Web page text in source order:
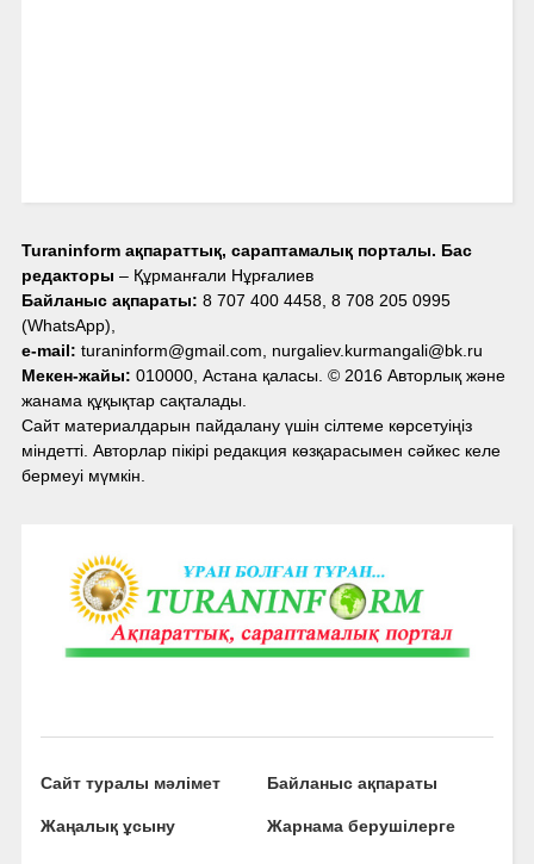
Turaninform ақпараттық, сараптамалық порталы. Бас
редакторы – Құрманғали Нұрғалиев
Байланыс ақпараты: 8 707 400 4458, 8 708 205 0995
(WhatsApp),
e-mail: turaninform@gmail.com, nurgaliev.kurmangali@bk.ru
Мекен-жайы: 010000, Астана қаласы. © 2016 Авторлық және
жанама құқықтар сақталады.
Сайт материалдарын пайдалану үшін сілтеме көрсетуіңіз
міндетті. Авторлар пікірі редакция көзқарасымен сәйкес келе
бермеуі мүмкін.
Сайт туралы мәлімет Байланыс ақпараты
Жаңалық ұсыну Жарнама берушілерге